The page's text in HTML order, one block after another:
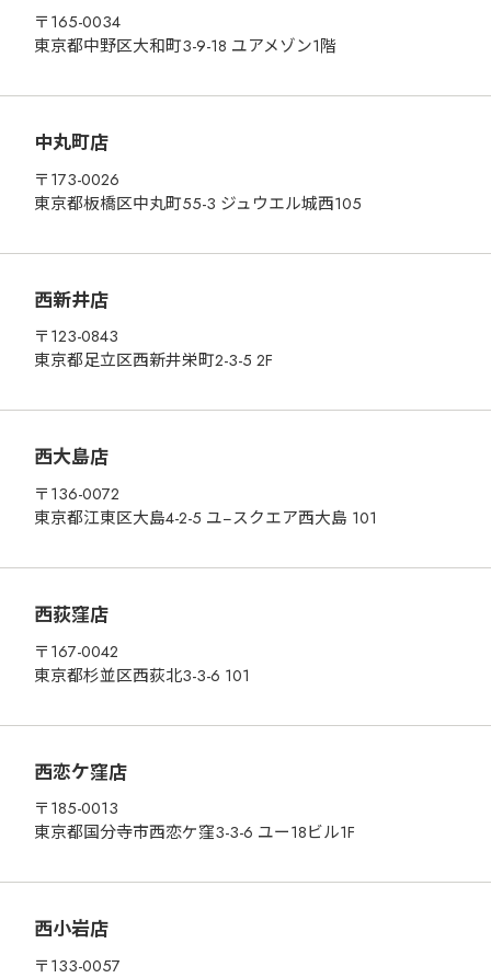
〒165-0034
東京都中野区大和町3-9-18 ユアメゾン1階
中丸町店
〒173-0026
東京都板橋区中丸町55-3 ジュウエル城西105
西新井店
〒123-0843
東京都足立区西新井栄町2-3-5 2F
西大島店
〒136-0072
東京都江東区大島4-2-5 ユ−スクエア西大島 101
西荻窪店
〒167-0042
東京都杉並区西荻北3-3-6 101
西恋ケ窪店
〒185-0013
東京都国分寺市西恋ケ窪3-3-6 ユー18ビル1F
西小岩店
〒133-0057